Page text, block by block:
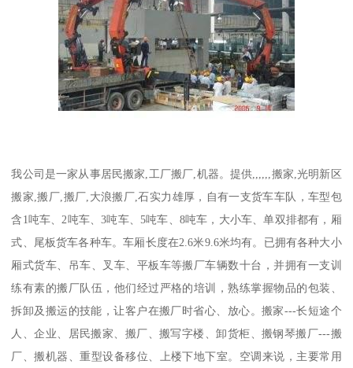
我公司是一家从事居民搬家,工厂搬厂,机器。提供,,,,,,搬家,光明新区
搬家,搬厂,搬厂,大浪搬厂,石实力雄厚，自有一支货车车队，车型包
含1吨车、2吨车、3吨车、5吨车、8吨车，大小车、单双排都有，厢
式、尾板货车各种车。车厢长度在2.6米9.6米均有。已拥有各种大小
厢式货车、吊车、叉车、平板车等搬厂车辆数十台，并拥有一支训
练有素的搬厂队伍，他们经过严格的培训，熟练掌握物品的包装、
拆卸及搬运的技能，让客户在搬厂时省心、放心。搬家---长短途个
人、企业、居民搬家、搬厂、搬写字楼、卸货柜、搬钢琴搬厂---搬
厂、搬机器、重型设备移位、上楼下地下室。空调来说，主要常用